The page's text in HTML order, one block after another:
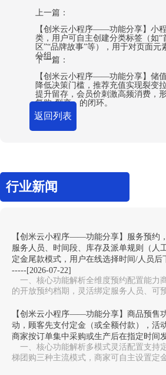
上一篇：
【创米云小程序——功能分享】小
类，用户可自主创建分类标签（如“
区”“品牌故事”等），用于对页面元
分组。
下一篇：
【创米云小程序——功能分享】储
降低决策门槛，推荐充值实现裂变
提升留存，会员价刺激高频消费，
复购-裂变」的闭环。
返回列表
行业新闻
【创米云小程序——功能分享】服务预约
服务人员、时间段、库存及派单规则（人
定金尾款模式，用户在线选择时间/人员
-----[2026-07-22]
一、核心功能解析全维度预约配置能力‌
的开放预约档期，灵活绑定服务人员、可
【创米云小程序——功能分享】商品预售
动，顾客先支付定金（或全额付款），活
商家按订单集中采购或生产后在指定时间
一、核心功能解析多模式灵活配置‌支持
梯团购三种主流模式，商家可自主设置定